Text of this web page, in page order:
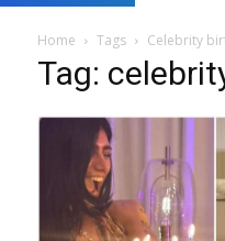
Home Tags Celebrity
Tag: